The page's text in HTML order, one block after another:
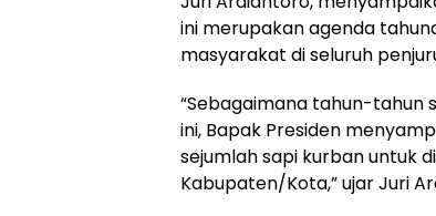
ini merupakan agenda
masyarakat di seluruh
“Sebagaimana tahun-tahun
ini, Bapak Presiden
sejumlah sapi kurban untuk
Kabupaten/Kota,” ujar Juri